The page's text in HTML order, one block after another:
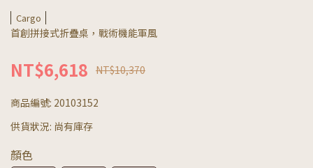
Cargo
首創拼接式折疊桌，戰術機能軍風
NT$6,618 NT$10,370
商品編號: 20103152
供貨狀況: 尚有庫存
顏色